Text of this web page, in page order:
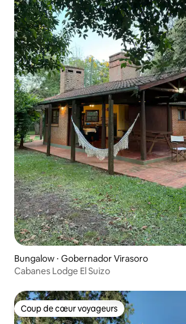
Bungalow ⋅ Gobernador Virasoro
Cabanes Lodge El Suizo
Coup de cœur voyageurs
Coup de cœur voyageurs